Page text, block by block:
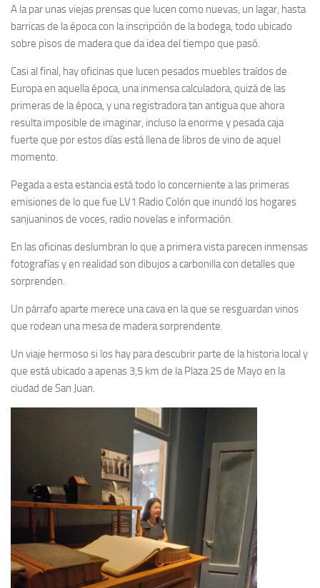
A la par unas viejas prensas que lucen como nuevas, un lagar, hasta
barricas de la época con la inscripción de la bodega, todo ubicado
sobre pisos de madera que da idea del tiempo que pasó.
Casi al final, hay oficinas que lucen pesados muebles traídos de
Europa en aquella época, una inmensa calculadora, quizá de las
primeras de la época, y una registradora tan antigua que ahora
resulta imposible de imaginar, incluso la enorme y pesada caja
fuerte que por estos días está llena de libros de vino de aquel
momento.
Pegada a esta estancia está todo lo concerniente a las primeras
emisiones de lo que fue LV1 Radio Colón que inundó los hogares
sanjuaninos de voces, radio novelas e información.
En las oficinas deslumbran lo que a primera vista parecen inmensas
fotografías y en realidad son dibujos a carbonilla con detalles que
sorprenden.
Un párrafo aparte merece una cava en la que se resguardan vinos
que rodean una mesa de madera sorprendente.
Un viaje hermoso si los hay para descubrir parte de la historia local y
que está ubicado a apenas 3,5 km de la Plaza 25 de Mayo en la
ciudad de San Juan.